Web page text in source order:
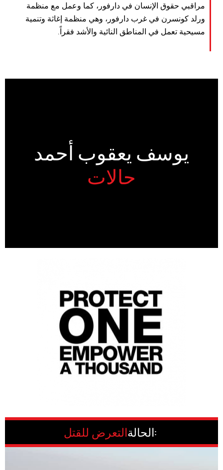
مراقبي حقوق الإنسان في دارفور، كما وعمل مع منظمة
ورلد كونسرن في غرب دارفور، وهي منظمة إغاثة وتنمية
مسيحية تعمل في المناطق النائية والأشد فقراً.
يوسف يعقوب أحمد
حالات
الحالة: التعرض للقتل